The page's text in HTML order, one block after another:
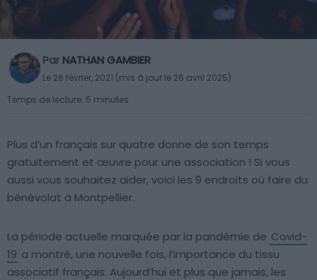
Par NATHAN GAMBIER
Le 26 février, 2021 (mis à jour le 26 avril 2025)
Temps de lecture: 5 minutes
Plus d’un français sur quatre donne de son temps
gratuitement et œuvre pour une association ! Si vous
aussi vous souhaitez aider, voici les 9 endroits où faire du
bénévolat à Montpellier.
La période actuelle marquée par la pandémie de Covid-
19 a montré, une nouvelle fois, l’importance du tissu
associatif français. Aujourd’hui et plus que jamais, les